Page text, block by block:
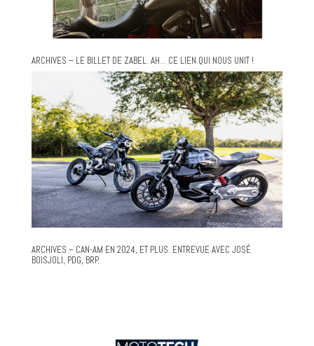
ARCHIVES – LE BILLET DE ZABEL. AH… CE LIEN QUI NOUS UNIT !
ARCHIVES – CAN-AM EN 2024, ET PLUS. ENTREVUE AVEC JOSÉ
BOISJOLI, PDG, BRP.